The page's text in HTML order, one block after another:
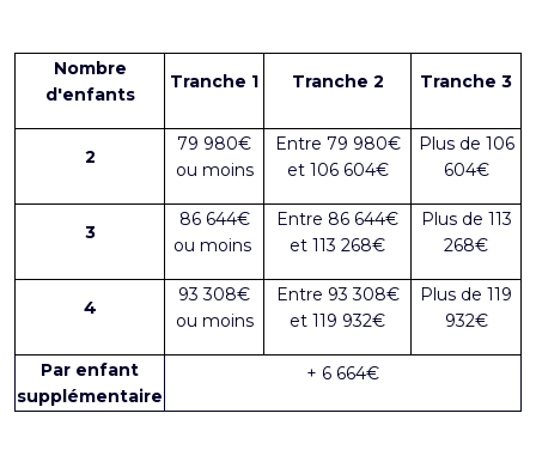
Nombre
d'enfants
Tranche 1 Tranche 2 Tranche 3
2
79 980€
ou moins
Entre 79 980€
et 106 604€
Plus de 106
604€
3
86 644€
ou moins
Entre 86 644€
et 113 268€
Plus de 113
268€
4
93 308€
ou moins
Entre 93 308€
et 119 932€
Plus de 119
932€
Par enfant
supplémentaire
+ 6 664€